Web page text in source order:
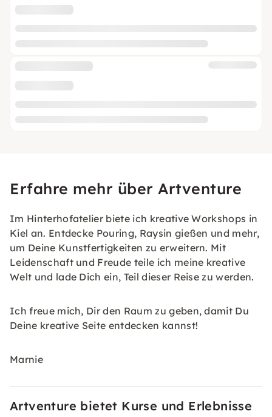
Erfahre mehr über Artventure
Im Hinterhofatelier biete ich kreative Workshops in
Kiel an. Entdecke Pouring, Raysin gießen und mehr,
um Deine Kunstfertigkeiten zu erweitern. Mit
Leidenschaft und Freude teile ich meine kreative
Welt und lade Dich ein, Teil dieser Reise zu werden.
Ich freue mich, Dir den Raum zu geben, damit Du
Deine kreative Seite entdecken kannst!
Marnie
Artventure bietet Kurse und Erlebnisse